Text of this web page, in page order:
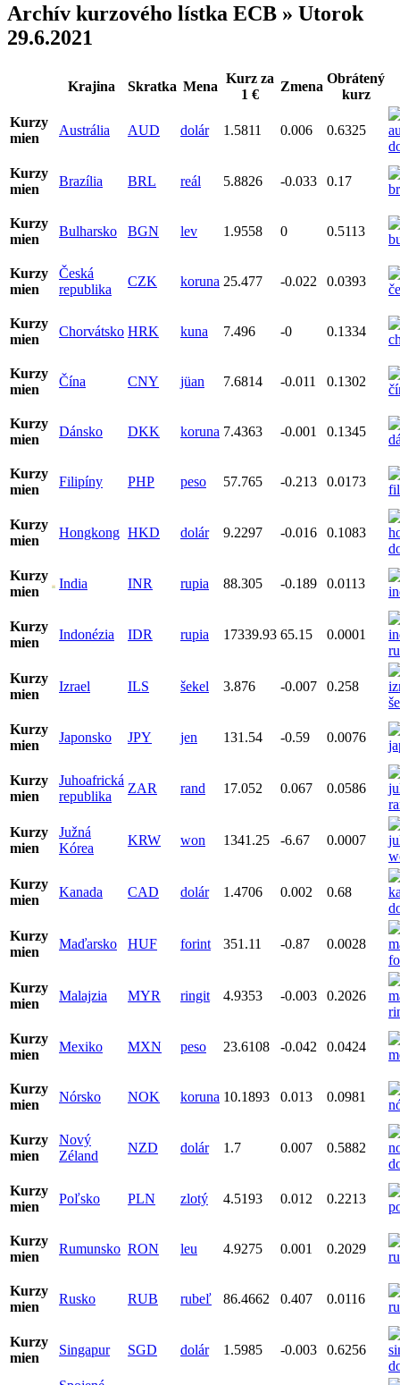
Archív kurzového lístka ECB » Utorok
29.6.2021
Krajina Skratka Mena
Kurz za
1 €
Zmena
Obrátený
kurz
Kurzy
mien
Austrália AUD dolár 1.5811 0.006 0.6325
Kurzy
mien
Brazília BRL reál 5.8826 -0.033 0.17
Kurzy
mien
Bulharsko BGN lev 1.9558 0 0.5113
Kurzy
mien
Česká
republika
CZK koruna 25.477 -0.022 0.0393
Kurzy
mien
Chorvátsko HRK kuna 7.496 -0 0.1334
Kurzy
mien
Čína CNY jüan 7.6814 -0.011 0.1302
Kurzy
mien
Dánsko DKK koruna 7.4363 -0.001 0.1345
Kurzy
mien
Filipíny PHP peso 57.765 -0.213 0.0173
Kurzy
mien
Hongkong HKD dolár 9.2297 -0.016 0.1083
Kurzy
mien
India INR rupia 88.305 -0.189 0.0113
Kurzy
mien
Indonézia IDR rupia 17339.93 65.15 0.0001
Kurzy
mien
Izrael ILS šekel 3.876 -0.007 0.258
Kurzy
mien
Japonsko JPY jen 131.54 -0.59 0.0076
Kurzy
mien
Juhoafrická
republika
ZAR rand 17.052 0.067 0.0586
Kurzy
mien
Južná
Kórea
KRW won 1341.25 -6.67 0.0007
Kurzy
mien
Kanada CAD dolár 1.4706 0.002 0.68
Kurzy
mien
Maďarsko HUF forint 351.11 -0.87 0.0028
Kurzy
mien
Malajzia MYR ringit 4.9353 -0.003 0.2026
Kurzy
mien
Mexiko MXN peso 23.6108 -0.042 0.0424
Kurzy
mien
Nórsko NOK koruna 10.1893 0.013 0.0981
Kurzy
mien
Nový
Zéland
NZD dolár 1.7 0.007 0.5882
Kurzy
mien
Poľsko PLN zlotý 4.5193 0.012 0.2213
Kurzy
mien
Rumunsko RON leu 4.9275 0.001 0.2029
Kurzy
mien
Rusko RUB rubeľ 86.4662 0.407 0.0116
Kurzy
mien
Singapur SGD dolár 1.5985 -0.003 0.6256